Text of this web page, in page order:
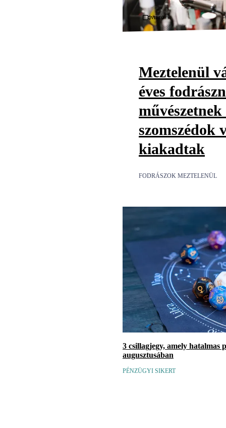
Videó
Meztelenül
éves
szomszédok
kiakadtak
FODRÁSZOK MEZTELENÜL
3 csillagjegy, amely hatalmas
augusztusában
PÉNZÜGYI SIKERT